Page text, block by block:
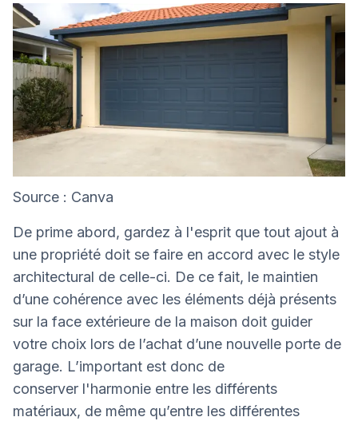
Source : Canva
De prime abord, gardez à l'esprit que tout ajout à
une propriété doit se faire en accord avec le style
architectural de celle-ci. De ce fait, le maintien
d’une cohérence avec les éléments déjà présents
sur la face extérieure de la maison doit guider
votre choix lors de l’achat d’une nouvelle porte de
garage. L’important est donc de
conserver l'harmonie entre les différents
matériaux, de même qu’entre les différentes